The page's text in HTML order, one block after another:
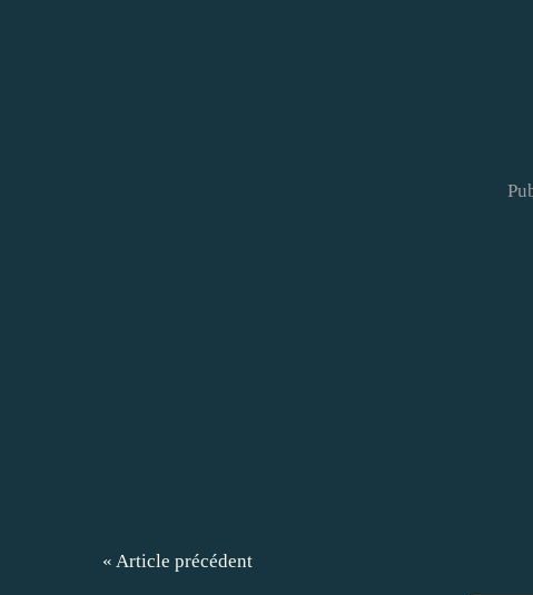
« Article précédent